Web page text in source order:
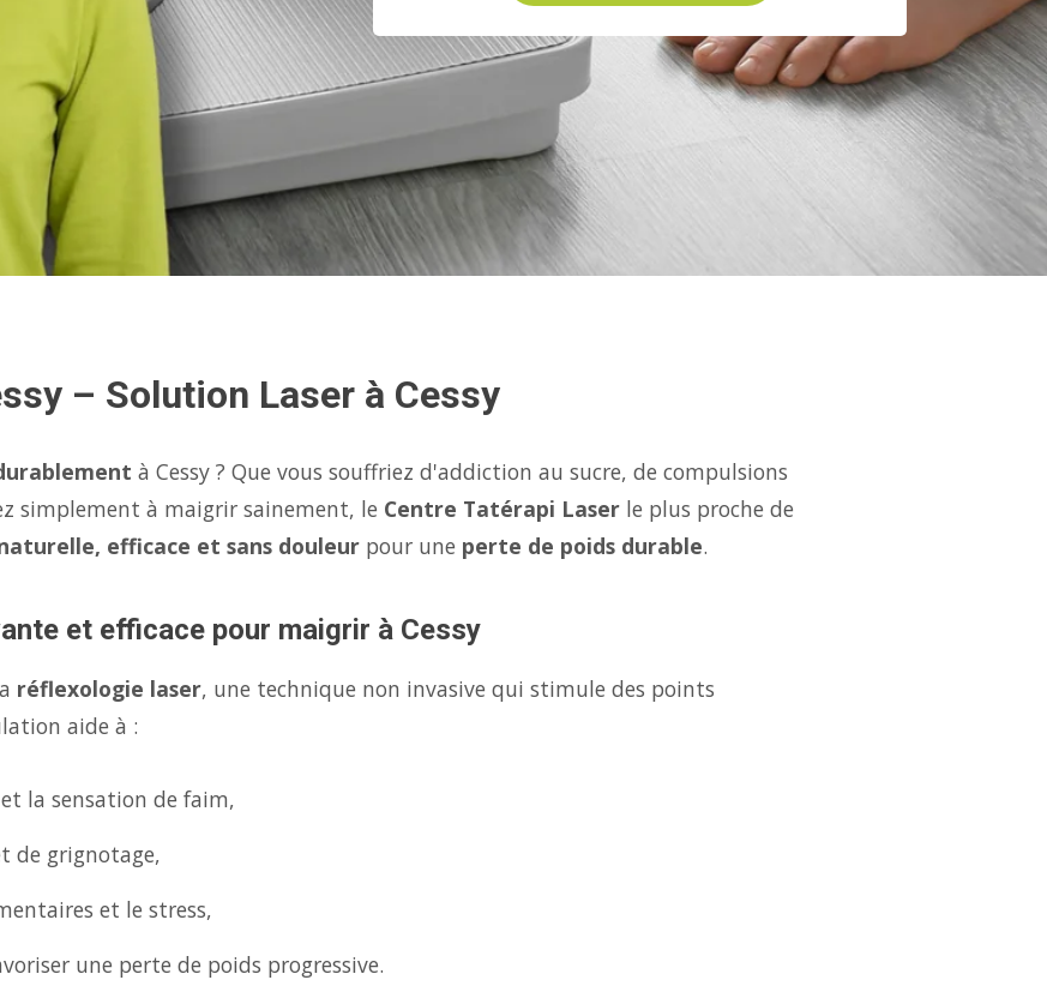
– Solution Laser à Cessy
à Cessy ? Que vous souffriez d'addiction au sucre, de compulsions
simplement à maigrir sainement, le Centre Tatérapi Laser le plus proche de
efficace et sans douleur pour une perte de poids durable.
et efficace pour maigrir à Cessy
réflexologie laser, une technique non invasive qui stimule des points
aide à :
la sensation de faim,
de grignotage,
et le stress,
une perte de poids progressive.